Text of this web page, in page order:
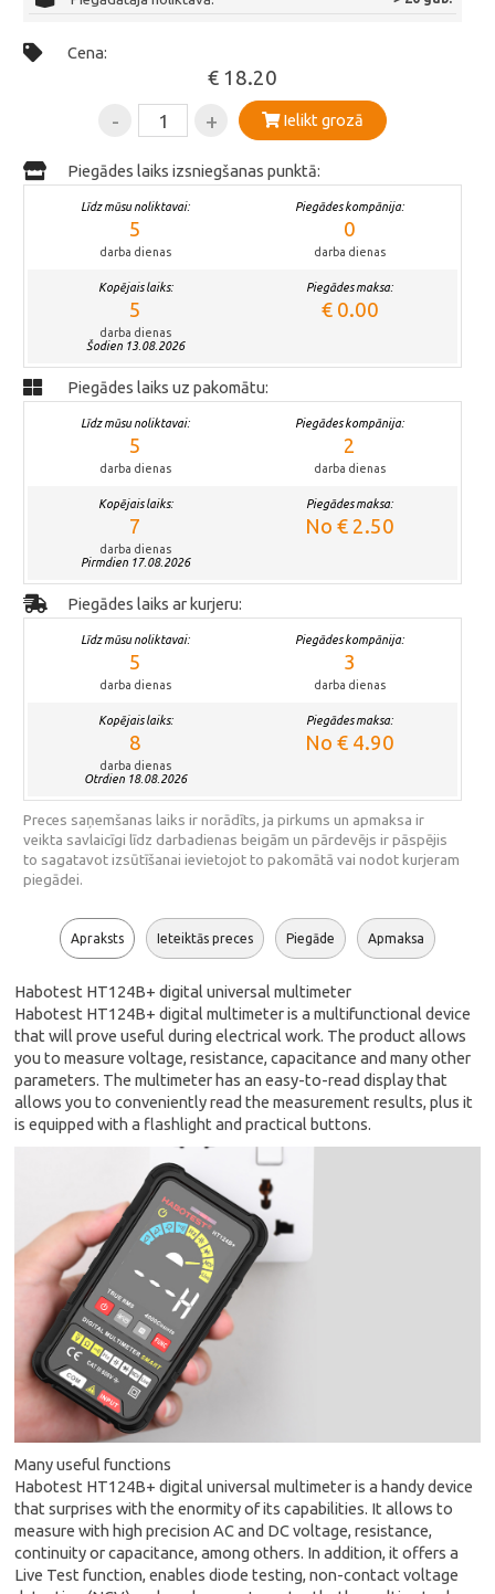
Cena:
€ 18.20
- + Ielikt grozā
Piegādes laiks izsniegšanas punktā:
Līdz mūsu noliktavai:
5
darba dienas
Piegādes kompānija:
0
darba dienas
Kopējais laiks:
5
darba dienas
Šodien 13.08.2026
Piegādes maksa:
€ 0.00
Piegādes laiks uz pakomātu:
Līdz mūsu noliktavai:
5
darba dienas
Piegādes kompānija:
2
darba dienas
Kopējais laiks:
7
darba dienas
Pirmdien 17.08.2026
Piegādes maksa:
No € 2.50
Piegādes laiks ar kurjeru:
Līdz mūsu noliktavai:
5
darba dienas
Piegādes kompānija:
3
darba dienas
Kopējais laiks:
8
darba dienas
Otrdien 18.08.2026
Piegādes maksa:
No € 4.90
Preces saņemšanas laiks ir norādīts, ja pirkums un apmaksa ir
veikta savlaicīgi līdz darbadienas beigām un pārdevējs ir pāspējis
to sagatavot izsūtīšanai ievietojot to pakomātā vai nodot kurjeram
piegādei.
Apraksts Ieteiktās preces Piegāde Apmaksa
Habotest HT124B+ digital universal multimeter
Habotest HT124B+ digital multimeter is a multifunctional device
that will prove useful during electrical work. The product allows
you to measure voltage, resistance, capacitance and many other
parameters. The multimeter has an easy-to-read display that
allows you to conveniently read the measurement results, plus it
is equipped with a flashlight and practical buttons.
Many useful functions
Habotest HT124B+ digital universal multimeter is a handy device
that surprises with the enormity of its capabilities. It allows to
measure with high precision AC and DC voltage, resistance,
continuity or capacitance, among others. In addition, it offers a
Live Test function, enables diode testing, non-contact voltage